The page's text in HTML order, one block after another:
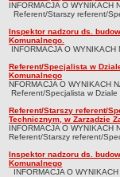
BOK-i
Profil nabywcy
Zamówienia bez
Zamówienia
Archiwalne -
Archiwalne -
01.03.2016
Archiwalne -
INFORMACJA O
Referent/Starszy referent/
Inspektor nadzoru ds.
Komunalnego.
INFORMACJA O WYNIKACH
Referent/Specjalista w
Komunalnego
NFORMACJA O
Referent/Specjalista w
Referent/Starszy referent/
Technicznym, w Zarządzie
INFORMACJA O
Referent/Starszy referent/
Inspektor nadzoru ds.
Komunalnego
INFORMACJA O WYNIKACH